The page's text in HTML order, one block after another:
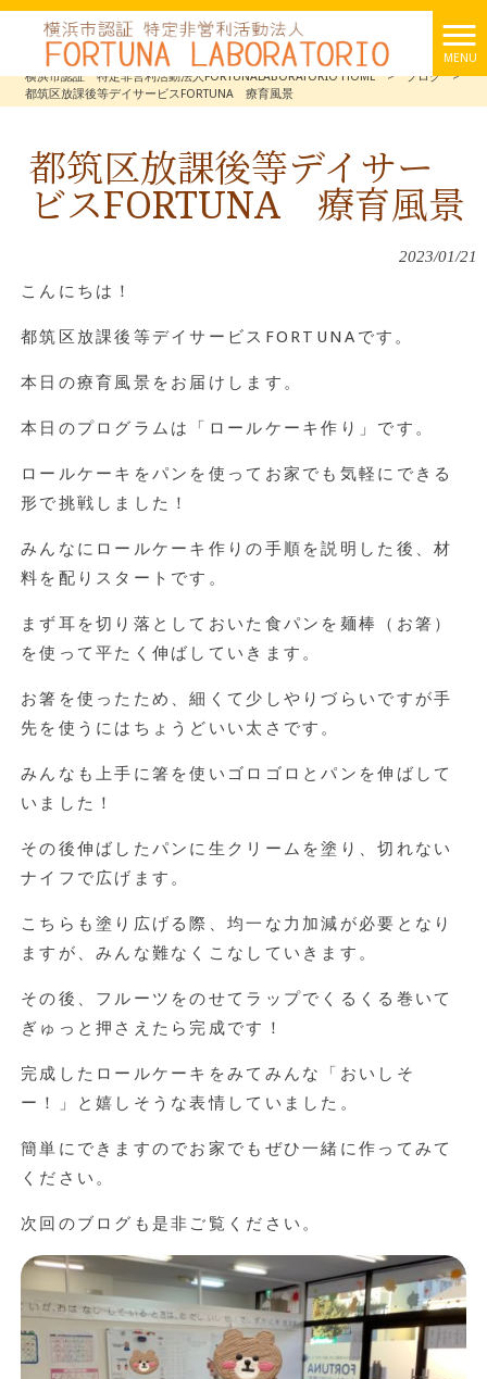
MENU
横浜市認証 特定非営利活動法人FORTUNALABORATORIO HOME
> ブログ
>
都筑区放課後等デイサービスFORTUNA 療育風景
都筑区放課後等デイサー
ビスFORTUNA 療育風景
2023/01/21
こんにちは！
都筑区放課後等デイサービスFORTUNAです。
本日の療育風景をお届けします。
本日のプログラムは「ロールケーキ作り」です。
ロールケーキをパンを使ってお家でも気軽にできる
形で挑戦しました！
みんなにロールケーキ作りの手順を説明した後、材
料を配りスタートです。
まず耳を切り落としておいた食パンを麺棒（お箸）
を使って平たく伸ばしていきます。
お箸を使ったため、細くて少しやりづらいですが手
先を使うにはちょうどいい太さです。
みんなも上手に箸を使いゴロゴロとパンを伸ばして
いました！
その後伸ばしたパンに生クリームを塗り、切れない
ナイフで広げます。
こちらも塗り広げる際、均一な力加減が必要となり
ますが、みんな難なくこなしていきます。
その後、フルーツをのせてラップでくるくる巻いて
ぎゅっと押さえたら完成です！
完成したロールケーキをみてみんな「おいしそ
ー！」と嬉しそうな表情していました。
簡単にできますのでお家でもぜひ一緒に作ってみて
ください。
次回のブログも是非ご覧ください。